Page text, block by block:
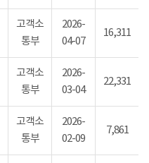
고객소
통부
2026-
04-07
16,311
고객소
통부
2026-
03-04
22,331
고객소
통부
2026-
02-09
7,861